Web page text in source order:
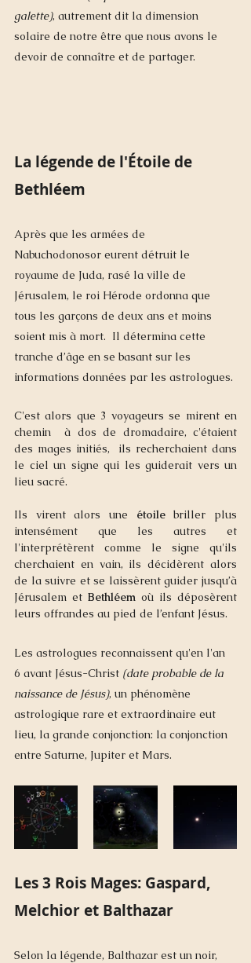
galette), autrement dit la dimension
solaire de notre être que nous avons le
devoir de connaître et de partager.
La légende de l'Étoile de
Bethléem
Après que les armées de
Nabuchodonosor eurent détruit le
royaume de Juda, rasé la ville de
Jérusalem, le roi Hérode ordonna que
tous les garçons de deux ans et moins
soient mis à mort.  Il détermina cette
tranche d’âge en se basant sur les
informations données par les astrologues.
C'est alors que 3 voyageurs se mirent en
chemin  à dos de dromadaire, c'étaient
des mages initiés,  ils recherchaient dans
le ciel un signe qui les guiderait vers un
lieu sacré.
Ils virent alors une étoile briller plus
intensément que les autres et
l'interprétèrent comme le signe qu'ils
cherchaient en vain, ils décidèrent alors
de la suivre et se laissèrent guider jusqu’à
Jérusalem et Bethléem où ils déposèrent
leurs offrandes au pied de l’enfant Jésus.
Les astrologues reconnaissent qu'en l'an
6 avant Jésus-Christ (date probable de la
naissance de Jésus), un phénomène
astrologique rare et extraordinaire eut
lieu, la grande conjonction: la conjonction
entre Saturne, Jupiter et Mars.
Les 3 Rois Mages: Gaspard,
Melchior et Balthazar
Selon la légende, Balthazar est un noir,